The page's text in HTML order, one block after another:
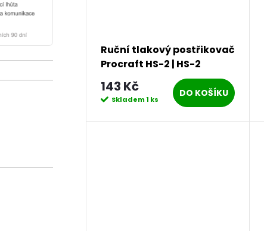
t
k
Ruční tlakový postřikovač
Procraft HS-2 | HS-2
143 Kč
Skladem1 ks
DO KOŠÍKU